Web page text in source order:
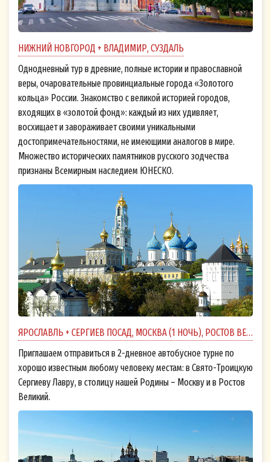
НИЖНИЙ НОВГОРОД + ВЛАДИМИР, СУЗДАЛЬ
Однодневный тур в древние, полные истории и православной
веры, очаровательные провинциальные города «Золотого
кольца» России. Знакомство с великой историей городов,
входящих в «золотой фонд»: каждый из них удивляет,
восхищает и завораживает своими уникальными
достопримечательностями, не имеющими аналогов в мире.
Множество исторических памятников русского зодчества
признаны Всемирным наследием ЮНЕСКО.
ЯРОСЛАВЛЬ + СЕРГИЕВ ПОСАД, МОСКВА (1 НОЧЬ), РОСТОВ ВЕЛИКИЙ
Приглашаем отправиться в 2-дневное автобусное турне по
хорошо известным любому человеку местам: в Свято-Троицкую
Сергиеву Лавру, в столицу нашей Родины – Москву и в Ростов
Великий.